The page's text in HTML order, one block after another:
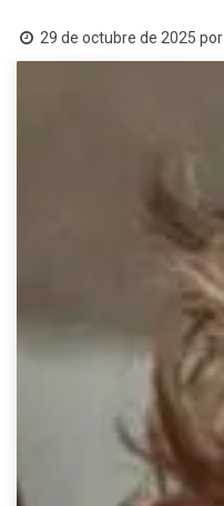
29 de octubre de 2025 por